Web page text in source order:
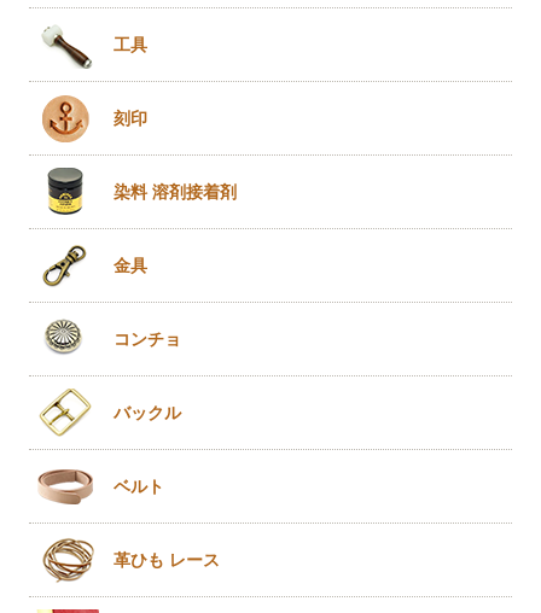
工具
刻印
染料 溶剤接着剤
金具
コンチョ
バックル
ベルト
革ひも レース